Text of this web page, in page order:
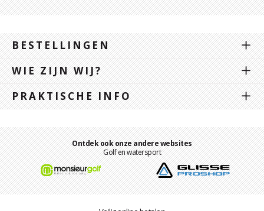
BESTELLINGEN
WIE ZIJN WIJ?
PRAKTISCHE INFO
Ontdek ook onze andere websites
Golf en watersport